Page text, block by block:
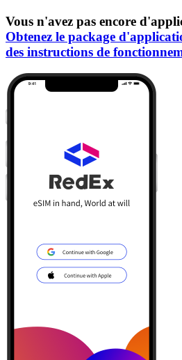
Vous n'avez pas encore
Obtenez le package
des instructions de